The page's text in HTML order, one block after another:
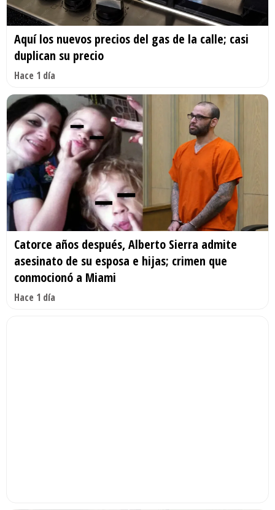
Aquí los nuevos precios del gas de la calle; casi
duplican su precio
Hace 1 día
Catorce años después, Alberto Sierra admite
asesinato de su esposa e hijas; crimen que
conmocionó a Miami
Hace 1 día